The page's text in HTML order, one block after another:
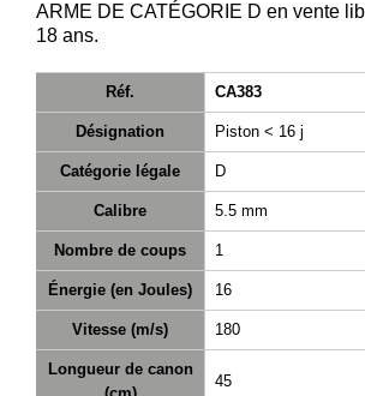
C.G.V.
contacter
Paramètres
de vos
newsletters
ARME DE CATÉGORIE D en vente
18 ans.
Réf. CA383
Désignation Piston < 16 j
Catégorie légale D
Calibre 5.5 mm
Nombre de coups 1
Énergie (en Joules) 16
Vitesse (m/s) 180
Longueur de canon
45